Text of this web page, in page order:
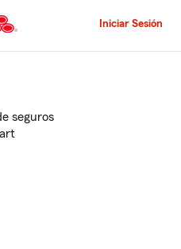
al
principal
Iniciar Sesión